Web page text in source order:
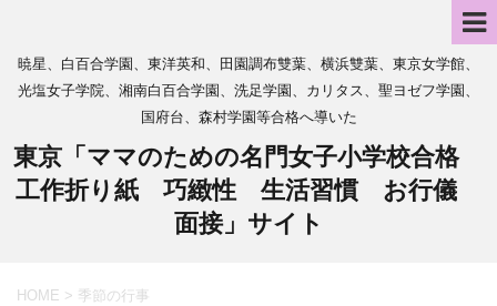
暁星、白百合学園、東洋英和、田園調布雙葉、横浜雙葉、東京女学館、
光塩女子学院、湘南白百合学園、洗足学園、カリタス、聖ヨゼフ学園、
国府台、森村学園等合格へ導いた
東京「ママのための名門女子小学校合格
工作折り紙 巧緻性 生活習慣 お行儀
面接」サイト
HOME > 季節の行事